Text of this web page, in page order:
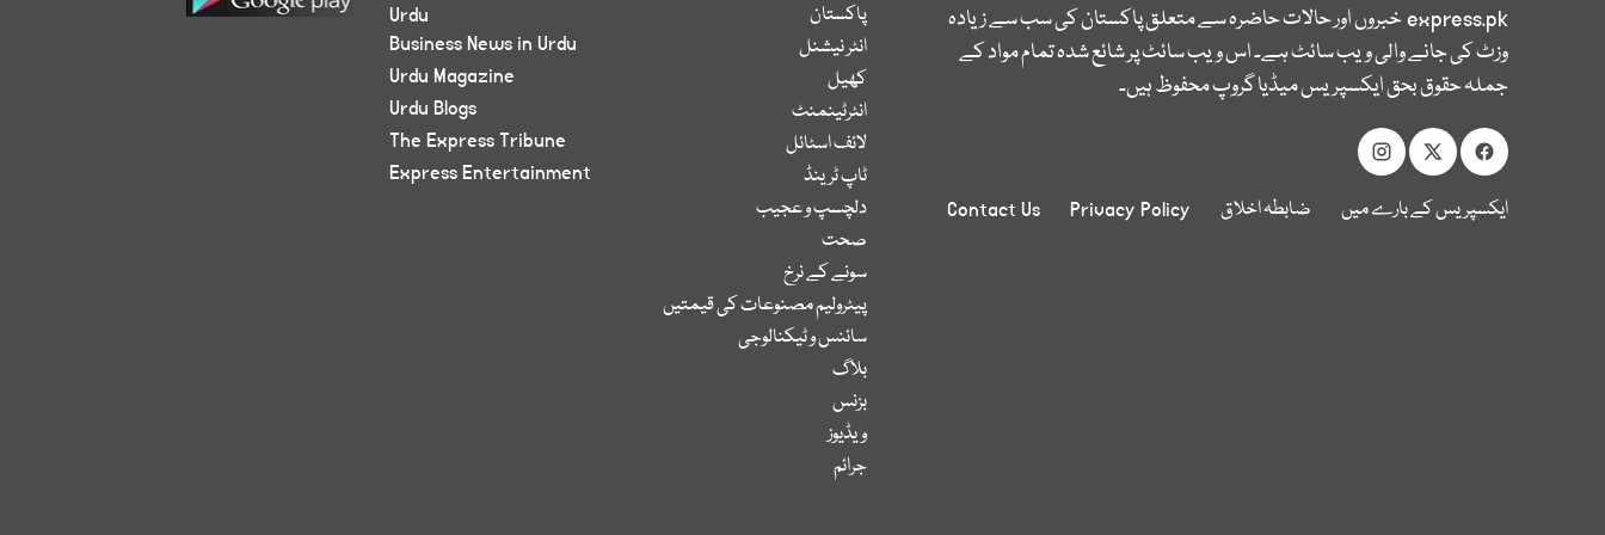
express.pkخبروں اور حالات حاضرہ سے متعلق پاکستان کی سب سے زیادہ
وزٹ کی جانے والی ویب سائٹ ہے۔ اس ویب سائٹ پر شائع شدہ تمام مواد کے
جملہ حقوق بحق ایکسپریس میڈیا گروپ محفوظ ہیں۔
ایکسپریس کے بارے میں ضابطہ اخلاق Privacy Policy
Contact Us
پاکستان
انٹر نیشنل
کھیل
انٹرٹینمنٹ
لائف اسٹائل
ٹاپ ٹرینڈ
دلچسپ و عجیب
صحت
سونے کے نرخ
پیٹرولیم مصنوعات کی قیمتیں
سائنس و ٹیکنالوجی
بلاگ
بزنس
ویڈیوز
جرائم
Urdu
Business News in Urdu
Urdu Magazine
Urdu Blogs
The Express Tribune
Express Entertainment